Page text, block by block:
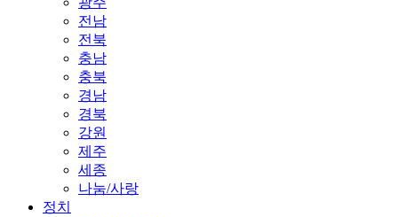
전남
전북
충남
충북
경남
경북
강원
제주
세종
나눔/사랑
정치